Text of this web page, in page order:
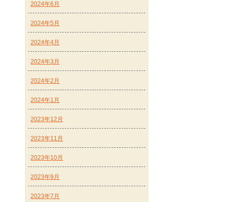
2024年6月
2024年5月
2024年4月
2024年3月
2024年2月
2024年1月
2023年12月
2023年11月
2023年10月
2023年9月
2023年7月